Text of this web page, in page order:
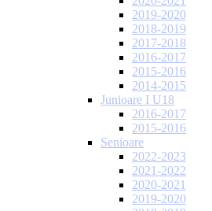
2019-2020
2018-2019
2017-2018
2016-2017
2015-2016
2014-2015
Junioare I U18
2016-2017
2015-2016
Senioare
2022-2023
2021-2022
2020-2021
2019-2020